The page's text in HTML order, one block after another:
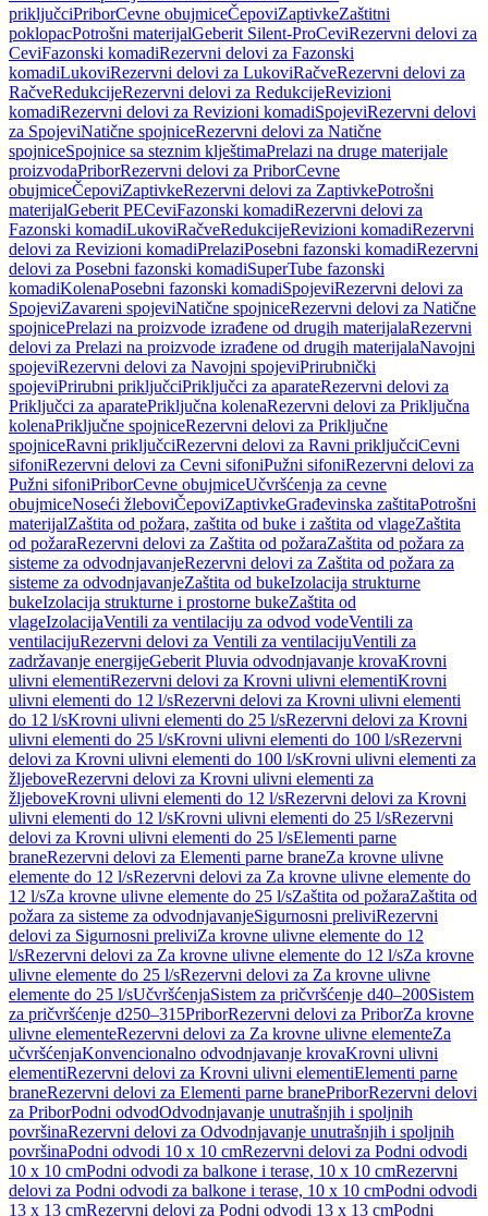
priključciPriborCevne obujmiceČepoviZaptivkeZaštitni
poklopacPotrošni materijalGeberit Silent-ProCeviRezervni delovi za
CeviFazonski komadiRezervni delovi za Fazonski
komadiLukoviRezervni delovi za LukoviRačveRezervni delovi za
RačveRedukcijeRezervni delovi za RedukcijeRevizioni
komadiRezervni delovi za Revizioni komadiSpojeviRezervni delovi
za SpojeviNatične spojniceRezervni delovi za Natične
spojniceSpojnice sa steznim klještimaPrelazi na druge materijale
proizvodaPriborRezervni delovi za PriborCevne
obujmiceČepoviZaptivkeRezervni delovi za ZaptivkePotrošni
materijalGeberit PECeviFazonski komadiRezervni delovi za
Fazonski komadiLukoviRačveRedukcijeRevizioni komadiRezervni
delovi za Revizioni komadiPrelaziPosebni fazonski komadiRezervni
delovi za Posebni fazonski komadiSuperTube fazonski
komadiKolenaPosebni fazonski komadiSpojeviRezervni delovi za
SpojeviZavareni spojeviNatične spojniceRezervni delovi za Natične
spojnicePrelazi na proizvode izrađene od drugih materijalaRezervni
delovi za Prelazi na proizvode izrađene od drugih materijalaNavojni
spojeviRezervni delovi za Navojni spojeviPrirubnički
spojeviPrirubni priključciPriključci za aparateRezervni delovi za
Priključci za aparatePriključna kolenaRezervni delovi za Priključna
kolenaPriključne spojniceRezervni delovi za Priključne
spojniceRavni priključciRezervni delovi za Ravni priključciCevni
sifoniRezervni delovi za Cevni sifoniPužni sifoniRezervni delovi za
Pužni sifoniPriborCevne obujmiceUčvršćenja za cevne
obujmiceNoseći žleboviČepoviZaptivkeGrađevinska zaštitaPotrošni
materijalZaštita od požara, zaštita od buke i zaštita od vlageZaštita
od požaraRezervni delovi za Zaštita od požaraZaštita od požara za
sisteme za odvodnjavanjeRezervni delovi za Zaštita od požara za
sisteme za odvodnjavanjeZaštita od bukeIzolacija strukturne
bukeIzolacija strukturne i prostorne bukeZaštita od
vlageIzolacijaVentili za ventilaciju za odvod vodeVentili za
ventilacijuRezervni delovi za Ventili za ventilacijuVentili za
zadržavanje energijeGeberit Pluvia odvodnjavanje krovaKrovni
ulivni elementiRezervni delovi za Krovni ulivni elementiKrovni
ulivni elementi do 12 l/sRezervni delovi za Krovni ulivni elementi
do 12 l/sKrovni ulivni elementi do 25 l/sRezervni delovi za Krovni
ulivni elementi do 25 l/sKrovni ulivni elementi do 100 l/sRezervni
delovi za Krovni ulivni elementi do 100 l/sKrovni ulivni elementi za
žljeboveRezervni delovi za Krovni ulivni elementi za
žljeboveKrovni ulivni elementi do 12 l/sRezervni delovi za Krovni
ulivni elementi do 12 l/sKrovni ulivni elementi do 25 l/sRezervni
delovi za Krovni ulivni elementi do 25 l/sElementi parne
braneRezervni delovi za Elementi parne braneZa krovne ulivne
elemente do 12 l/sRezervni delovi za Za krovne ulivne elemente do
12 l/sZa krovne ulivne elemente do 25 l/sZaštita od požaraZaštita od
požara za sisteme za odvodnjavanjeSigurnosni preliviRezervni
delovi za Sigurnosni preliviZa krovne ulivne elemente do 12
l/sRezervni delovi za Za krovne ulivne elemente do 12 l/sZa krovne
ulivne elemente do 25 l/sRezervni delovi za Za krovne ulivne
elemente do 25 l/sUčvršćenjaSistem za pričvršćenje d40–200Sistem
za pričvršćenje d250–315PriborRezervni delovi za PriborZa krovne
ulivne elementeRezervni delovi za Za krovne ulivne elementeZa
učvršćenjaKonvencionalno odvodnjavanje krovaKrovni ulivni
elementiRezervni delovi za Krovni ulivni elementiElementi parne
braneRezervni delovi za Elementi parne branePriborRezervni delovi
za PriborPodni odvodOdvodnjavanje unutrašnjih i spoljnih
površinaRezervni delovi za Odvodnjavanje unutrašnjih i spoljnih
površinaPodni odvodi 10 x 10 cmRezervni delovi za Podni odvodi
10 x 10 cmPodni odvodi za balkone i terase, 10 x 10 cmRezervni
delovi za Podni odvodi za balkone i terase, 10 x 10 cmPodni odvodi
13 x 13 cmRezervni delovi za Podni odvodi 13 x 13 cmPodni